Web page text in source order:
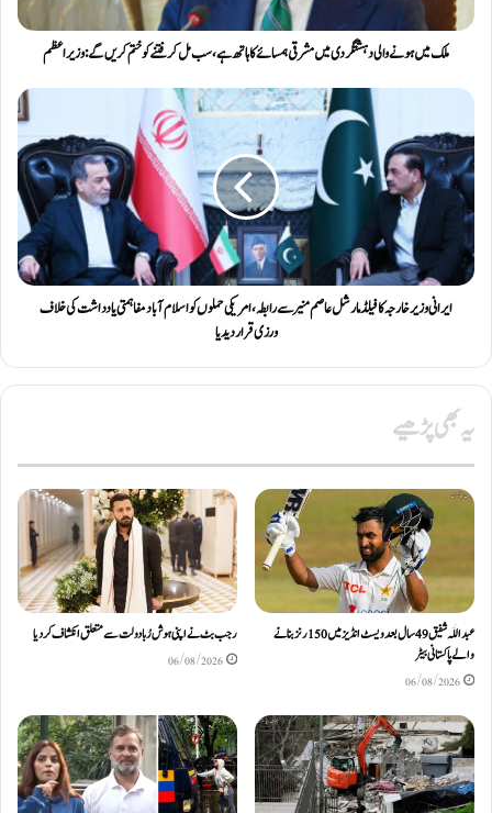
ملک میں ہونے والی دہشتگردی میں مشرقی ہمسائے کا ہاتھ ہے، سب مل کر فتنےکو ختم کریں گے: وزیراعظم
ایرانی وزیرخارجہ کا فیلڈ مارشل عاصم منیر سے رابطہ، امریکی حملوں کو اسلام آباد مفاہمتی یادداشت کی خلاف
ورزی قرار دیدیا
یہ بھی پڑھیے
عبداللّٰہ شفیق 49 سال بعد ویسٹ انڈیز میں 150 رنز بنانے
والے پاکستانی بیٹر
06/08/2026
رجب بٹ نے اپنی ہوش رُبا دولت سے متعلق انکشاف کردیا
06/08/2026